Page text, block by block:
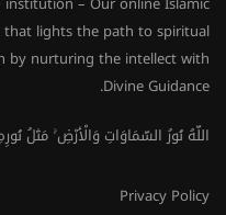
that lights the path to spiritual
by nurturing the intellect with
Divine Guidance.
اللَّهُ نُورُ السَّمَاوَاتِ وَالْأَرْضِ ۚ مَثَلُ
Privacy Policy